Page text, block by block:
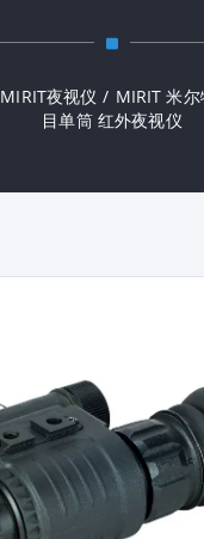
MIRIT夜视仪 / MIRIT 米
目单筒 红外夜视仪